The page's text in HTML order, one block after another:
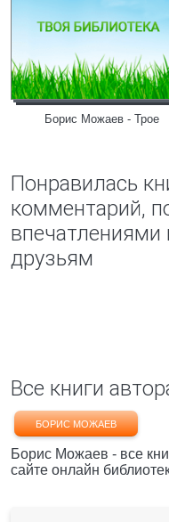
Борис Можаев - Трое
Понравилась
комментарий,
впечатлениями
друзьям
Все книги
БОРИС МОЖАЕВ
Борис Можаев - все
сайте онлайн